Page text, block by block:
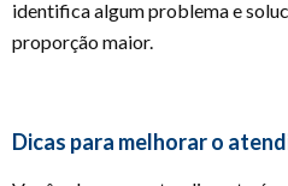
identifica algum problema e
proporção maior.
Dicas para melhorar o